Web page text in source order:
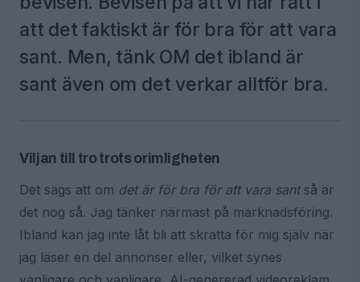
att det faktiskt är för bra för att vara
sant. Men, tänk OM det ibland är
sant även om det verkar alltför bra.
Viljan till tro trots orimligheten
Det sägs att om det är för bra för att vara santså är
det nog så. Jag tänker närmast på marknadsföring.
Ibland kan jag inte låt bli att skratta för mig själv när
jag läser en del annonser eller, vilket synes